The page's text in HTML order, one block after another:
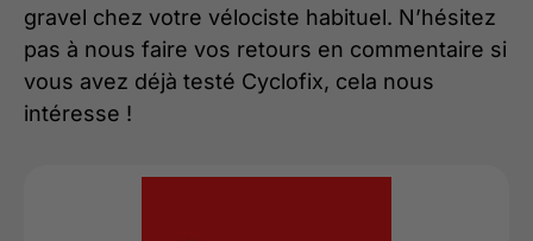
gravel chez votre vélociste habituel. N’hésitez
pas à nous faire vos retours en commentaire si
vous avez déjà testé Cyclofix, cela nous
intéresse !